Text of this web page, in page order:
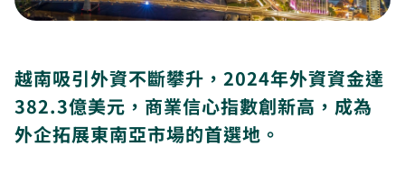
越南吸引外資不斷攀升，2024年外資資金達
382.3億美元，商業信心指數創新高，成為
外企拓展東南亞市場的首選地。